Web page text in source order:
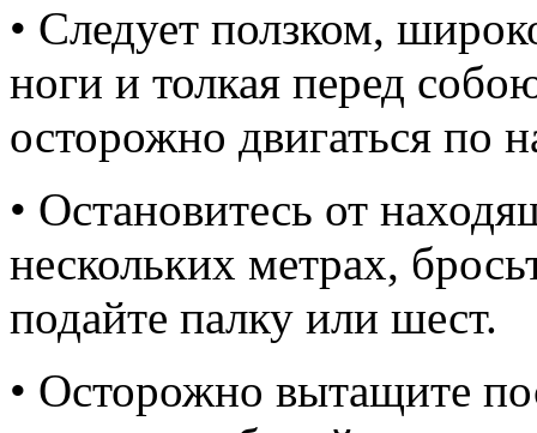
• Следует ползком,
ноги и толкая перед
осторожно двигаться по
• Остановитесь от
нескольких метрах,
подайте палку или шест.
• Осторожно вытащите